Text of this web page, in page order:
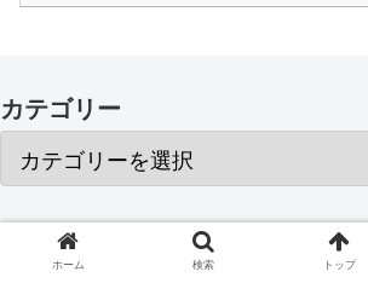
カテゴリー
アーカイブ
ホーム 検索 トップ